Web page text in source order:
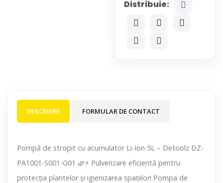
Distribuie:
DESCRIERE FORMULAR DE CONTACT
Pompă de stropit cu acumulator Li-Ion 5L – Detoolz DZ-
PA1001-S001-G01 🌿⚡ Pulverizare eficientă pentru
protecția plantelor și igienizarea spațiilor! Pompa de